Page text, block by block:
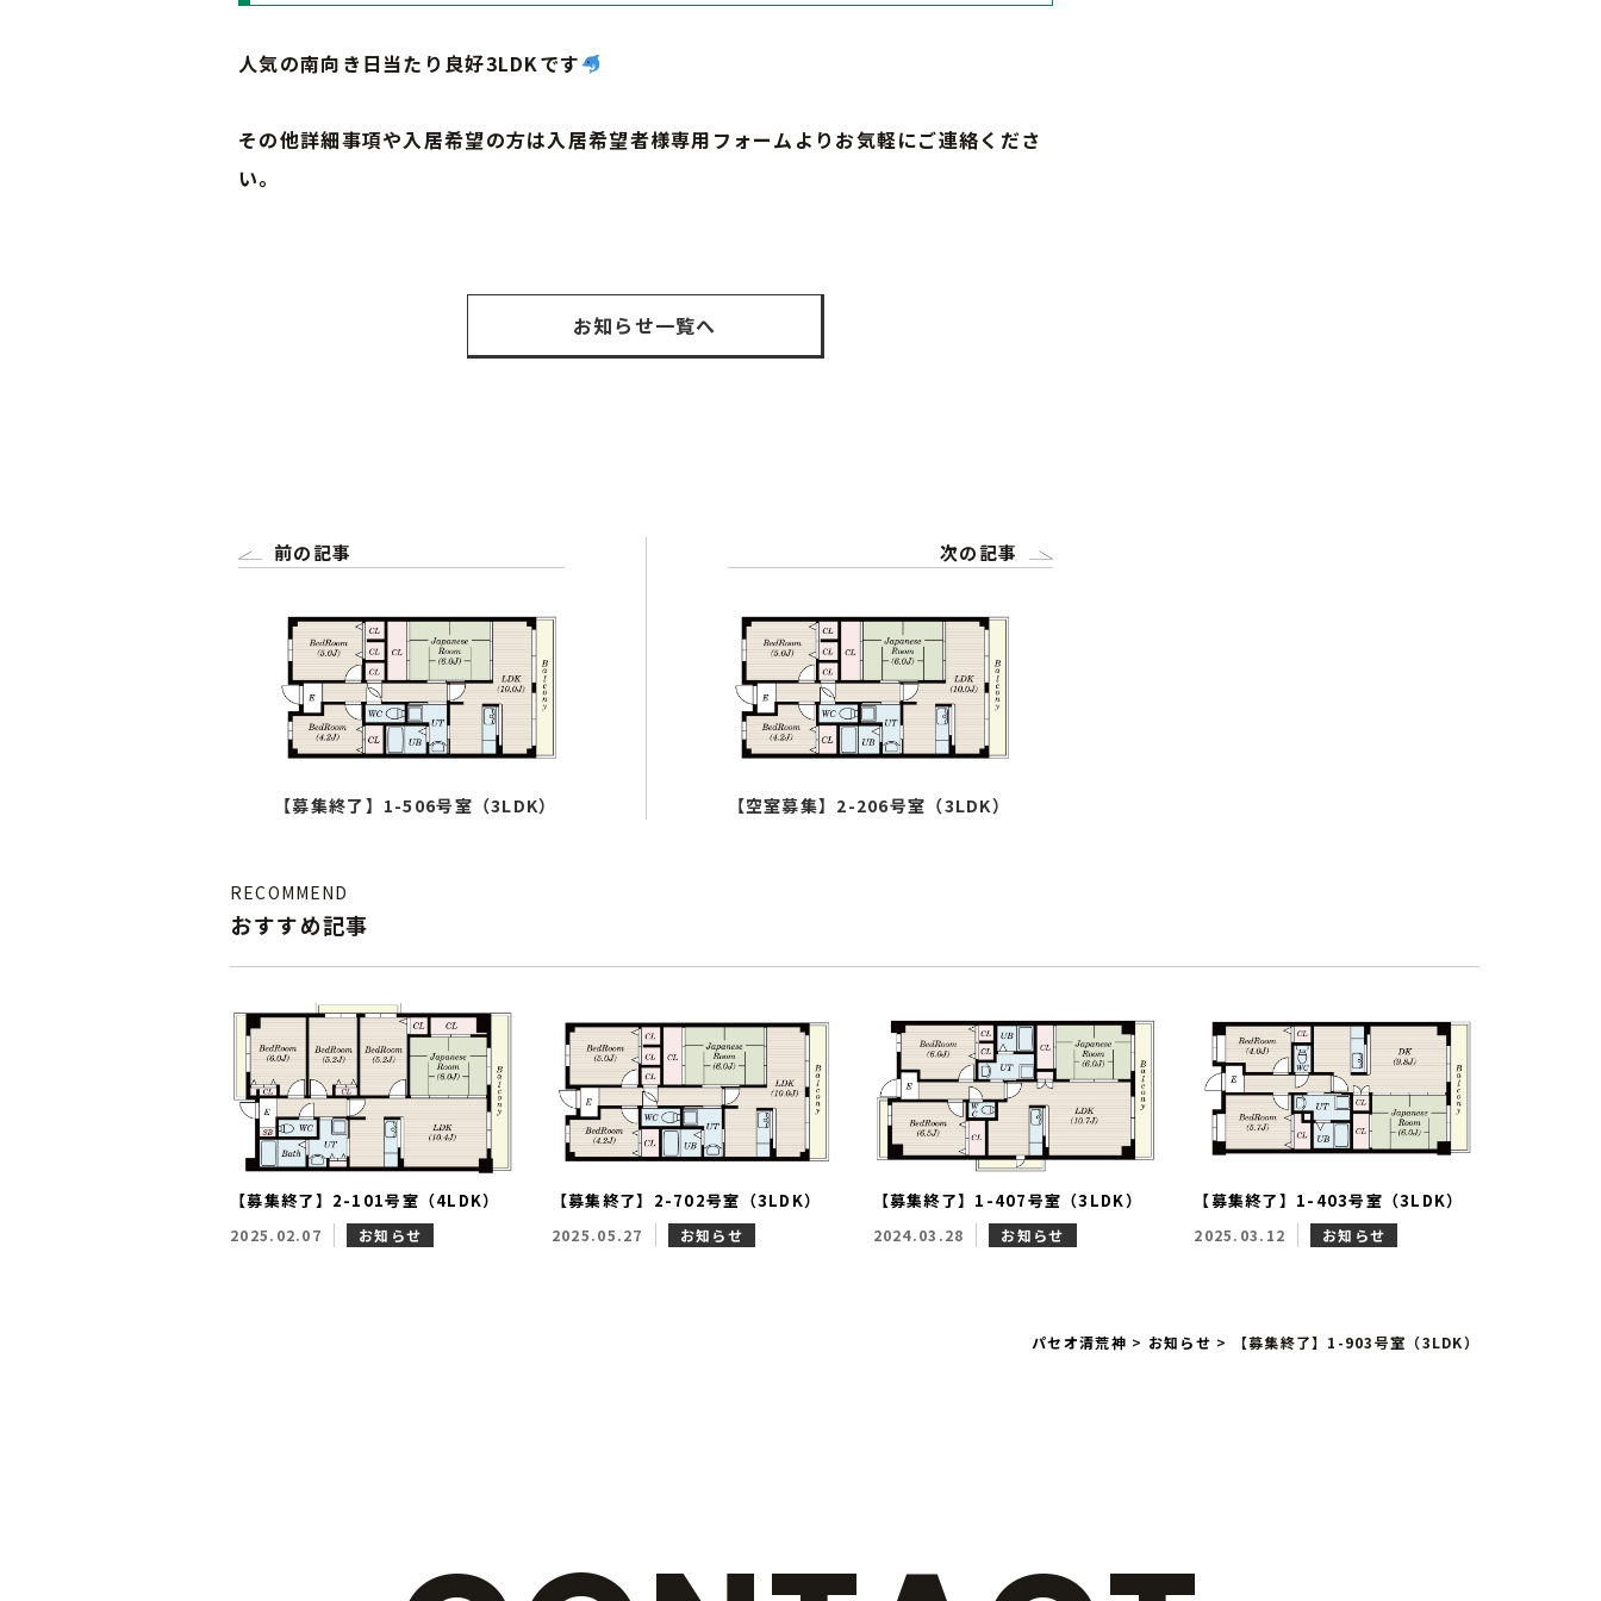
人気の南向き日当たり良好3LDKです
その他詳細事項や入居希望の方は入居希望者様専用フォームよりお気軽にご連絡くださ
い。
お知らせ一覧へ
前の記事
【募集終了】1-506号室（3LDK）
次の記事
【空室募集】2-206号室（3LDK）
RECOMMEND
おすすめ記事
【募集終了】2-101号室（4LDK）
2025.02.07 お知らせ
【募集終了】2-702号室（3LDK）
2025.05.27 お知らせ
【募集終了】1-407号室（3LDK）
2024.03.28 お知らせ
【募集終了】1-403号室（3LDK）
2025.03.12 お知らせ
パセオ清荒神 > お知らせ > 【募集終了】1-903号室（3LDK）